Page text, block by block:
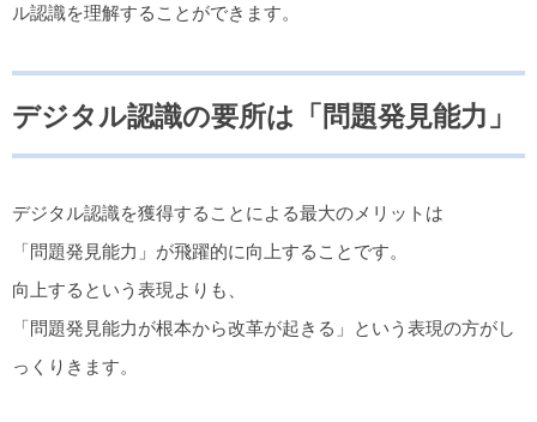
ル認識を理解することができます。
デジタル認識の要所は「問題発見能力」
デジタル認識を獲得することによる最大のメリットは
「問題発見能力」が飛躍的に向上することです。
向上するという表現よりも、
「問題発見能力が根本から改革が起きる」という表現の方がし
っくりきます。